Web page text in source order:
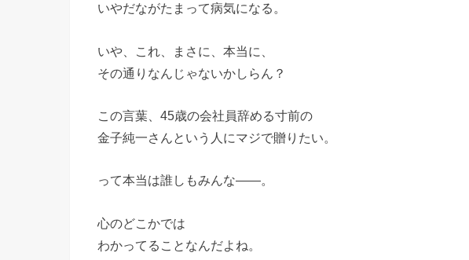
いやだながたまって病気になる。
いや、これ、まさに、本当に、
その通りなんじゃないかしらん？
この言葉、45歳の会社員辞める寸前の
金子純一さんという人にマジで贈りたい。
って本当は誰しもみんな――。
心のどこかでは
わかってることなんだよね。